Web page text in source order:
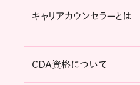
キャリアカウンセラーとは
CDA資格について